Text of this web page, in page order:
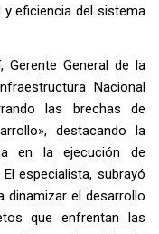
eficiencia del sistema
Gerente General de la
Nacional
las brechas de
destacando la
en la ejecución de
especialista, subrayó
dinamizar el desarrollo
que enfrentan las